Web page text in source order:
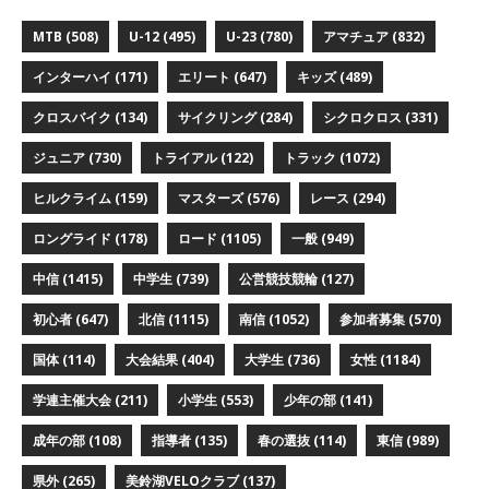
MTB (508) U-12 (495) U-23 (780) アマチュア (832)
インターハイ (171) エリート (647) キッズ(489)
クロスバイク (134) サイクリング(284) シクロクロス (331)
ジュニア (730) トライアル(122) トラック (1072)
ヒルクライム (159) マスターズ(576) レース (294)
ロングライド (178) ロード (1105) 一般 (949)
中信(1415) 中学生 (739) 公営競技競輪 (127)
初心者 (647) 北信(1115) 南信(1052) 参加者募集 (570)
国体(114) 大会結果 (404) 大学生 (736) 女性 (1184)
学連主催大会 (211) 小学生 (553) 少年の部 (141)
成年の部 (108) 指導者 (135) 春の選抜 (114) 東信(989)
県外(265) 美鈴湖VELOクラブ(137)